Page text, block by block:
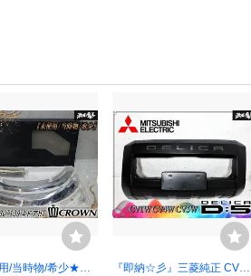
/当時物/希少★』
『即納☆彡』三菱純正 CV1W